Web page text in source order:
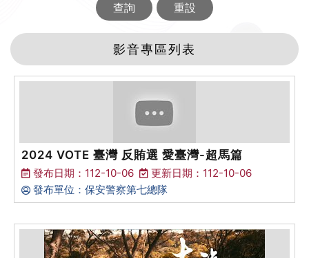
查詢 重設
影音專區列表
2024 VOTE 臺灣 反賄選 愛臺灣-超馬篇
發布日期：112-10-06
更新日期：112-10-06
發布單位：保安警察第七總隊